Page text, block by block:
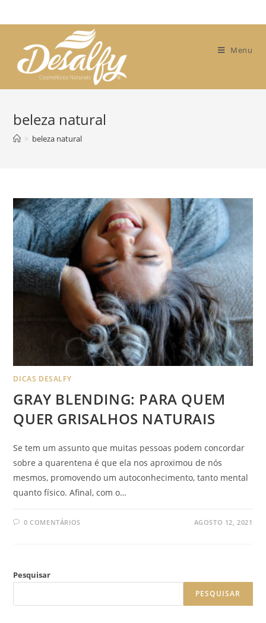
to
Menu
beleza natural
> beleza natural
DICAS DESALFY
GRAY BLENDING: PARA QUEM
QUER GRISALHOS NATURAIS
Se tem um assunto que muitas pessoas podem concordar
sobre a quarentena é que ela nos aproximou de nós
mesmos, promovendo um autoconhecimento, tanto mental
quanto físico. Afinal, com o…
0 COMENTÁRIOS AGOSTO 12, 2021
Pesquisar
PESQUISAR